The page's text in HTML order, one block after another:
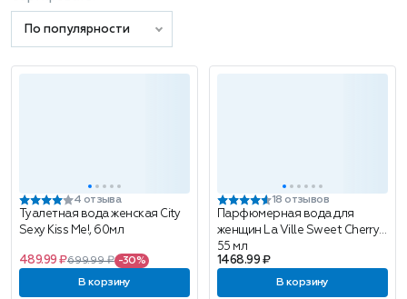
По популярности
4 отзыва
Туалетная вода женская City
Sexy Kiss Me!, 60мл
489.99 ₽699.99 ₽ -30%
В корзину
18 отзывов
Парфюмерная вода для
женщин La Ville Sweet Cherry,
55 мл
1468.99 ₽
В корзину